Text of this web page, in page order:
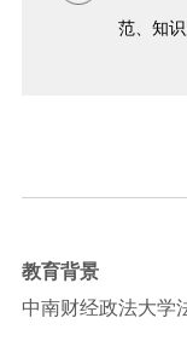
范、知
教育背景
中南财经政法大学